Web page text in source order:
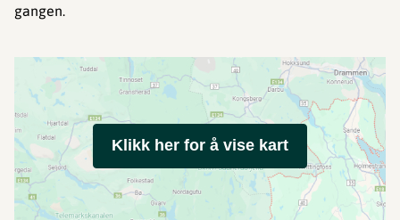
gangen.
Klikk her for å vise kart